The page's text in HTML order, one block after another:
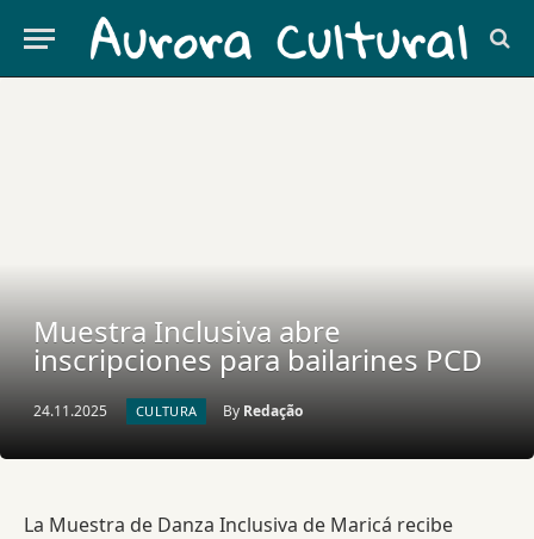
Muestra Inclusiva abre
inscripciones para bailarines PCD
24.11.2025 CULTURA By Redação
La Muestra de Danza Inclusiva de Maricá recibe